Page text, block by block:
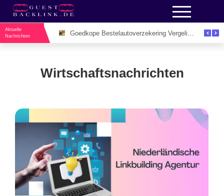
Aktuelle
Nachrichten
Wirtschaftsnachrichten